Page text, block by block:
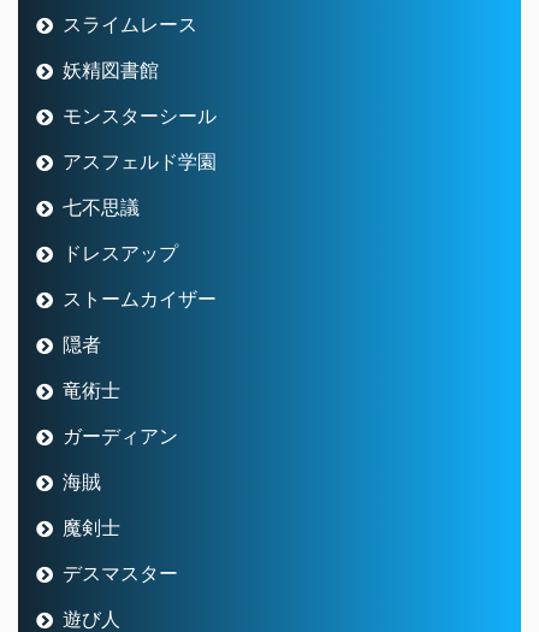
スライムレース
妖精図書館
モンスターシール
アスフェルド学園
七不思議
ドレスアップ
ストームカイザー
隠者
竜術士
ガーディアン
海賊
魔剣士
デスマスター
遊び人